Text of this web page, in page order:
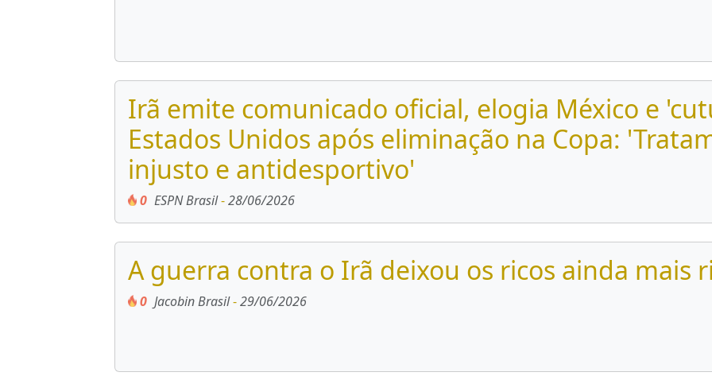
Irã emite comunicado oficial, elogia México e
Estados Unidos após eliminação na Copa:
injusto e antidesportivo'
0 ESPN Brasil-28/06/2026
A guerra contra o Irã deixou os ricos ainda mais
0 Jacobin Brasil-29/06/2026